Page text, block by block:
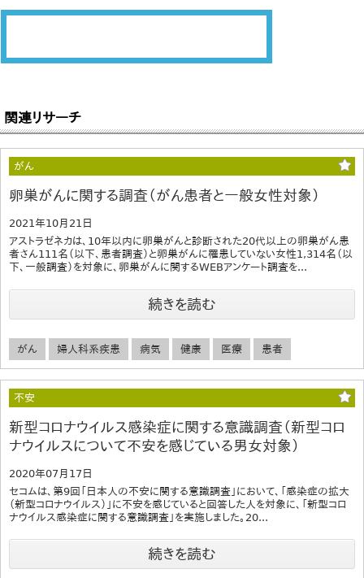
関連リサーチ
がん
卵巣がんに関する調査（がん患者と一般女性対象）
2021年10月21日
アストラゼネカは、10年以内に卵巣がんと診断された20代以上の卵巣がん患
者さん111名（以下、患者調査）と卵巣がんに罹患していない女性1,314名（以
下、一般調査）を対象に、卵巣がんに関するWEBアンケート調査を...
続きを読む
がん 婦人科系疾患 病気 健康 医療 患者
不安
新型コロナウイルス感染症に関する意識調査（新型コロ
ナウイルスについて不安を感じている男女対象）
2020年07月17日
セコムは、第9回「日本人の不安に関する意識調査」において、「感染症の拡大
（新型コロナウイルス）」に不安を感じていると回答した人を対象に、「新型コロ
ナウイルス感染症に関する意識調査」を実施しました。20...
続きを読む